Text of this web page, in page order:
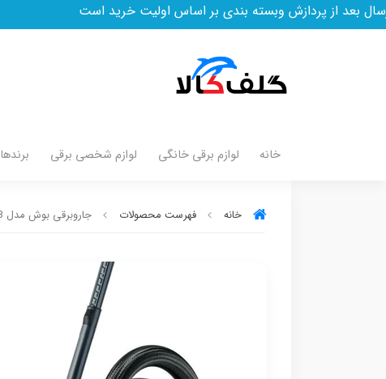
وبسته بندی بر اساس اولیت خرید است
خانه لوازم برقی خانگی لوازم شخصی برقی برندها
خانه فهرست محصولات جاروبرقی بوش مدل BGLS38BA3GB